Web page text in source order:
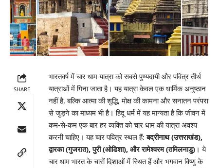
SHARE
भारतवर्ष में चार धाम यात्रा को सबसे पुण्यदायी और पवित्र तीर्थ
यात्राओं में गिना जाता है। यह यात्रा केवल एक धार्मिक अनुष्ठान
नहीं है, बल्कि आत्मा की शुद्धि, मोक्ष की कामना और सनातन परंपरा
से जुड़ने का माध्यम भी है। हिंदू धर्म में यह मान्यता है कि जीवन में
कम-से-कम एक बार हर व्यक्ति को चार धाम की यात्रा अवश्य
करनी चाहिए। यह चार पवित्र स्थल हैं:बद्रीनाथ (उत्तराखंड),
द्वारका (गुजरात), पुरी (ओडिशा), और रामेश्वरम (तमिलनाडु) । ये
चार धाम भारत के चारों दिशाओं में स्थित हैं और भगवान विष्णु के